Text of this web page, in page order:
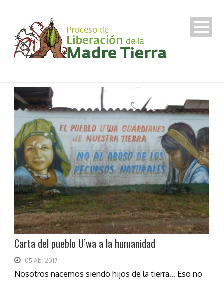
Carta del pueblo U’wa a la humanidad
05 Abr 2017
Nosotros nacemos siendo hijos de la tierra… Eso no